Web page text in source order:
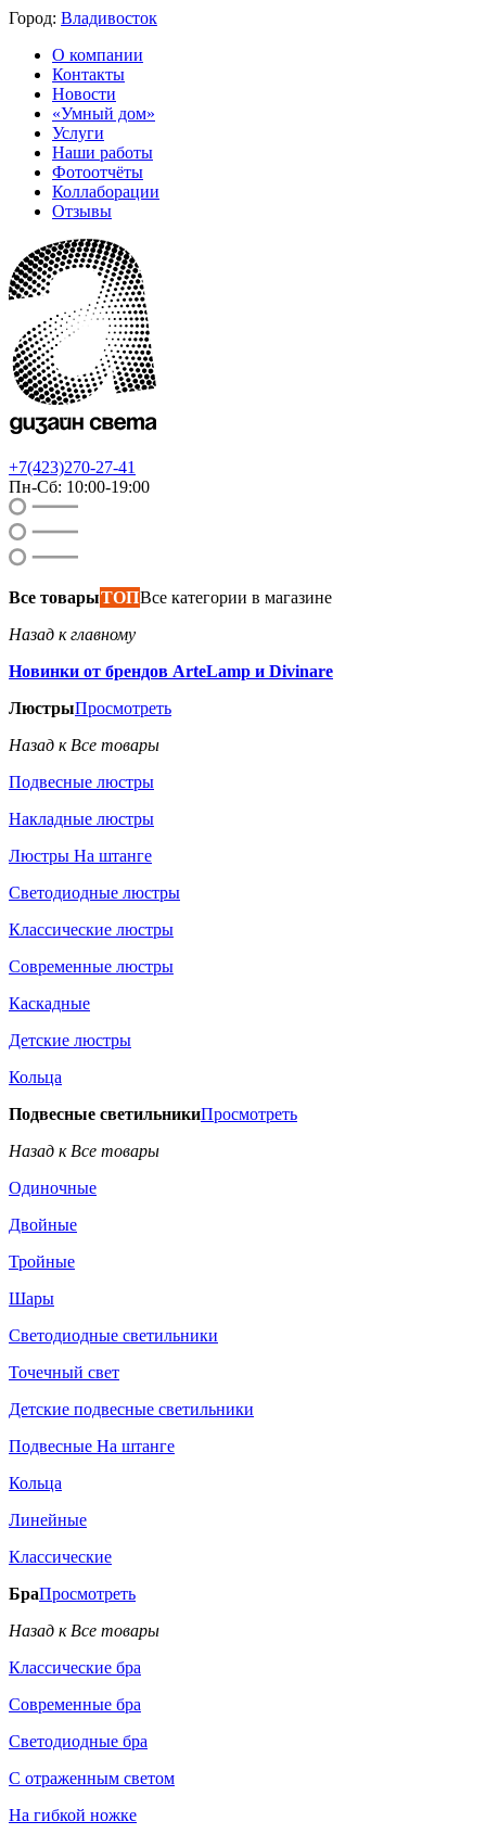
Город: Владивосток
О компании
Контакты
Новости
«Умный дом»
Услуги
Наши работы
Фотоотчёты
Коллаборации
Отзывы
+7(423)270-27-41
Пн-Сб: 10:00-19:00
Все товарыТОПВсе категории в магазине
Назад к главному
Новинки от брендов ArteLamp и Divinare
ЛюстрыПросмотреть
Назад к Все товары
Подвесные люстры
Накладные люстры
Люстры На штанге
Светодиодные люстры
Классические люстры
Современные люстры
Каскадные
Детские люстры
Кольца
Подвесные светильникиПросмотреть
Назад к Все товары
Одиночные
Двойные
Тройные
Шары
Светодиодные светильники
Точечный свет
Детские подвесные светильники
Подвесные На штанге
Кольца
Линейные
Классические
БраПросмотреть
Назад к Все товары
Классические бра
Современные бра
Светодиодные бра
С отраженным светом
На гибкой ножке